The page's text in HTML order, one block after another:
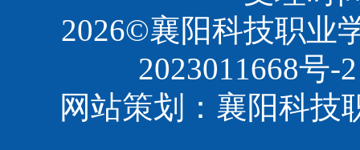
2026©襄阳科技职
2023011668号-2
网站策划：襄阳科